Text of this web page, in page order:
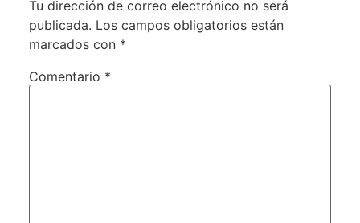
Tu dirección de correo electrónico no será
publicada. Los campos obligatorios están
marcados con *
Comentario *